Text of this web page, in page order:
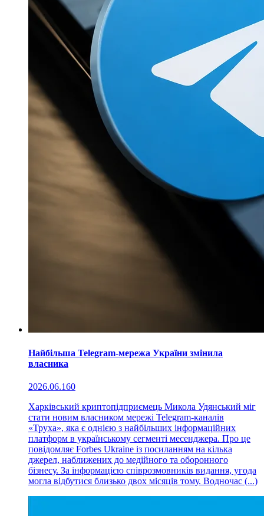
Найбільша Telegram-мережа України змінила
власника
2026.06.160
Харківський криптопідприємець Микола Удянський міг
стати новим власником мережі Telegram-каналів
«Труха», яка є однією з найбільших інформаційних
платформ в українському сегменті месенджера. Про це
повідомляє Forbes Ukraine із посиланням на кілька
джерел, наближених до медійного та оборонного
бізнесу. За інформацією співрозмовників видання, угода
могла відбутися близько двох місяців тому. Водночас (...)